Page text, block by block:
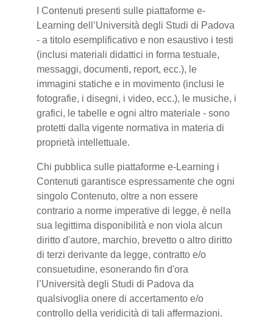
I Contenuti presenti sulle piattaforme e-
Learning dell’Università degli Studi di Padova
- a titolo esemplificativo e non esaustivo i testi
(inclusi materiali didattici in forma testuale,
messaggi, documenti, report, ecc.), le
immagini statiche e in movimento (inclusi le
fotografie, i disegni, i video, ecc.), le musiche, i
grafici, le tabelle e ogni altro materiale - sono
protetti dalla vigente normativa in materia di
proprietà intellettuale.
Chi pubblica sulle piattaforme e-Learning i
Contenuti garantisce espressamente che ogni
singolo Contenuto, oltre a non essere
contrario a norme imperative di legge, è nella
sua legittima disponibilità e non viola alcun
diritto d'autore, marchio, brevetto o altro diritto
di terzi derivante da legge, contratto e/o
consuetudine, esonerando fin d'ora
l’Università degli Studi di Padova da
qualsivoglia onere di accertamento e/o
controllo della veridicità di tali affermazioni.